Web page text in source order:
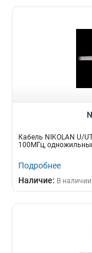
Кабель NIKOLAN U/
100МГц,
Подробнее
Наличие: В наличии